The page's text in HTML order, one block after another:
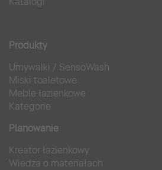
Produkty
Umywalki / SensoWash
Miski toaletowe
Meble łazienkowe
Kategorie
Planowanie
Kreator łazienkowy
Wiedza o materiałach